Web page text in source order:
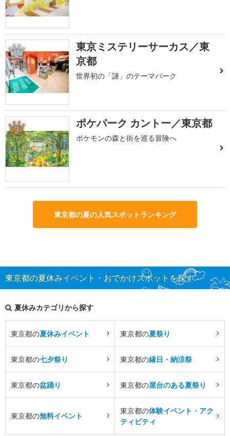
2
東京ミステリーサーカス／東
京都
世界初の「謎」のテーマパーク
3 ポケパーク カントー／東京都
ポケモンの森と街を巡る冒険へ
東京都の夏の人気スポットランキング
東京都の夏休みイベント・おでかけスポットを探す
夏休みカテゴリから探す
東京都の夏休みイベント 東京都の夏祭り
東京都の七夕祭り 東京都の縁日・納涼祭
東京都の盆踊り 東京都の屋台のある夏祭り
東京都の無料イベント
東京都の体験イベント・アク
ティビティ